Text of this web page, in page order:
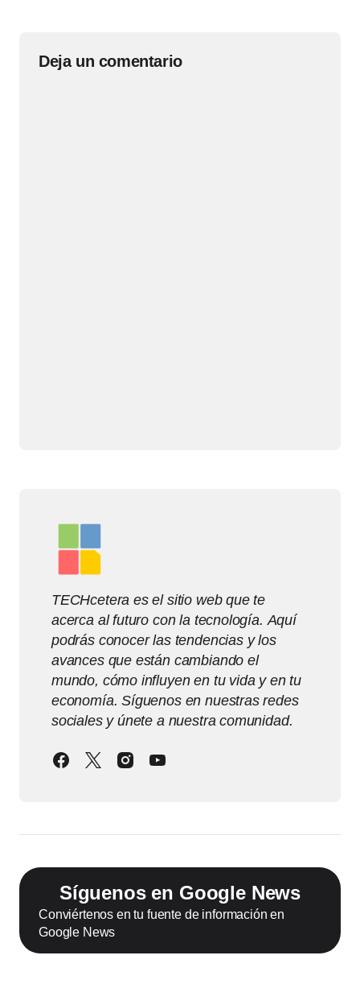
Deja un comentario
TECHcetera es el sitio web que te
acerca al futuro con la tecnología. Aquí
podrás conocer las tendencias y los
avances que están cambiando el
mundo, cómo influyen en tu vida y en tu
economía. Síguenos en nuestras redes
sociales y únete a nuestra comunidad.
Síguenos en Google News
Conviértenos en tu fuente de información en
Google News